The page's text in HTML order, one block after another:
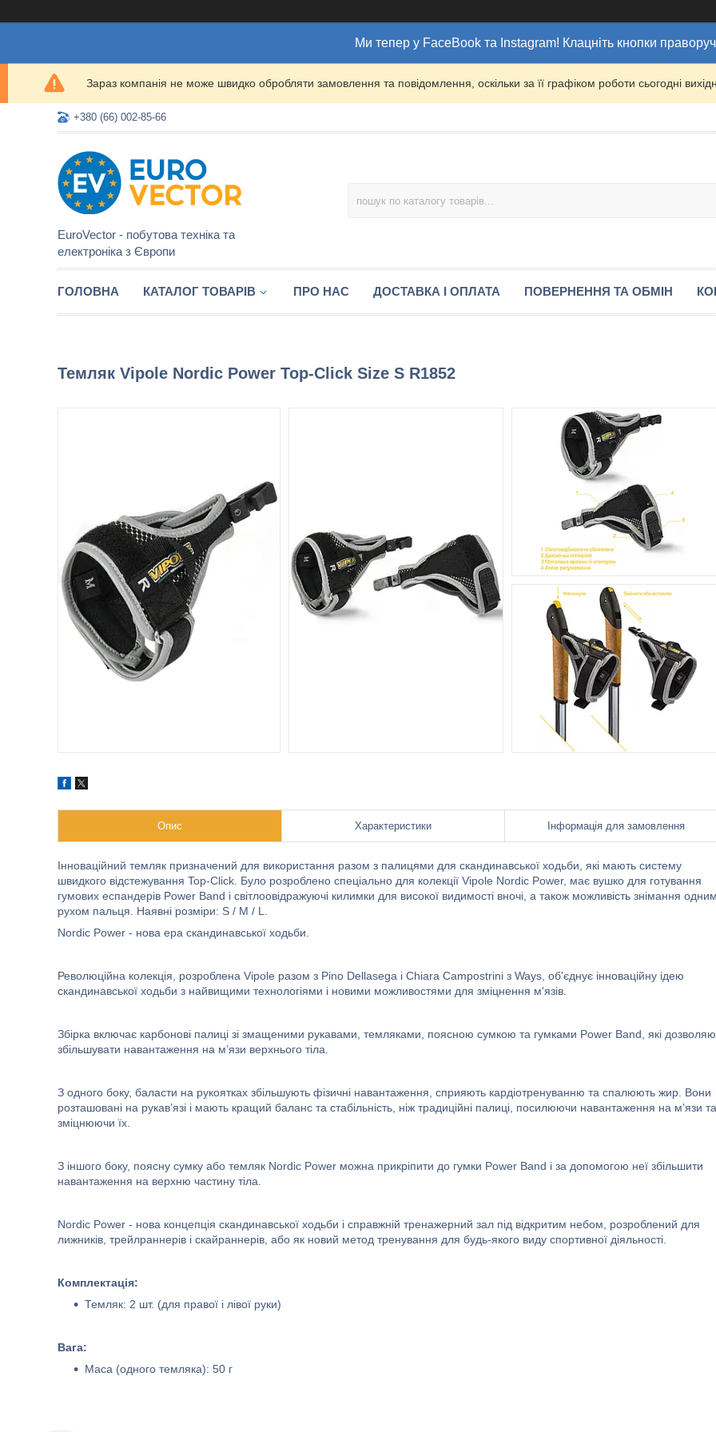
Ми тепер у FaceBook та Instagram! Клацніть кнопки
Зараз компанія не може швидко обробляти замовлення та повідомлення, оскільки за її графіком роботи сьогодні
+380 (66) 002-85-66
EuroVector - побутова техніка та
електроніка з Європи
ГОЛОВНА КАТАЛОГ ТОВАРІВ ПРО НАС ДОСТАВКА І ОПЛАТА ПОВЕРНЕННЯ ТА ОБМІН
Темляк Vipole Nordic Power Top-Click Size S R1852
Опис Характеристики Інформація для замовлення
Інноваційний темляк призначений для використання разом з палицями для скандинавської ходьби, які мають систему
швидкого відстежування Top-Click. Було розроблено спеціально для колекції Vipole Nordic Power, має вушко для готування
гумових еспандерів Power Band і світлоовідражуючі килимки для високої видимості вночі, а також можливість знімання
рухом пальця. Наявні розміри: S / M / L.
Nordic Power - нова ера скандинавської ходьби.
Революційна колекція, розроблена Vipole разом з Pino Dellasega і Chiara Campostrini з Ways, об'єднує інноваційну ідею
скандинавської ходьби з найвищими технологіями і новими можливостями для зміцнення м'язів.
Збірка включає карбонові палиці зі змащеними рукавами, темляками, поясною сумкою та гумками Power Band, які
збільшувати навантаження на м’язи верхнього тіла.
З одного боку, баласти на рукоятках збільшують фізичні навантаження, сприяють кардіотренуванню та спалюють жир. Вони
розташовані на рукав’язі і мають кращий баланс та стабільність, ніж традиційні палиці, посилюючи навантаження на м’язи та
зміцнюючи їх.
З іншого боку, поясну сумку або темляк Nordic Power можна прикріпити до гумки Power Band і за допомогою неї збільшити
навантаження на верхню частину тіла.
Nordic Power - нова концепція скандинавської ходьби і справжній тренажерний зал під відкритим небом, розроблений для
лижників, трейлраннерів і скайраннерів, або як новий метод тренування для будь-якого виду спортивної діяльності.
Комплектація:
Темляк: 2 шт. (для правої і лівої руки)
Вага:
Маса (одного темляка): 50 г